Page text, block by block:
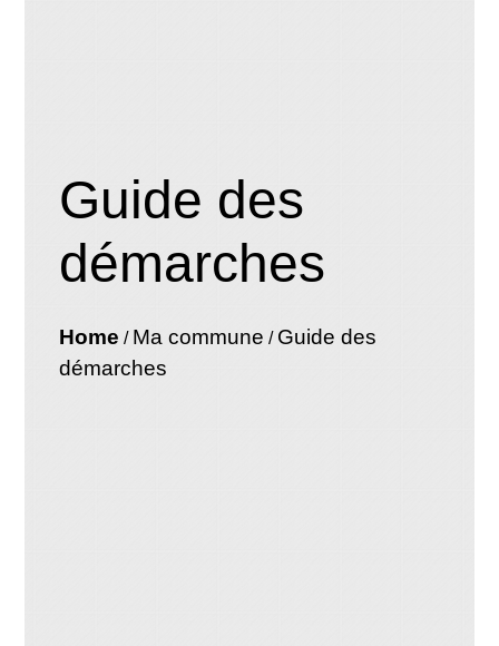
Guide des
démarches
Home / Ma commune / Guide des
démarches